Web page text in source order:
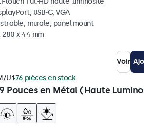
touch Full-HD haute luminosité
USB-C, VGA
murale, panel mount
280 x 44 mm
Voir
Pouces en Métal (Haute
U176 pièces en stock